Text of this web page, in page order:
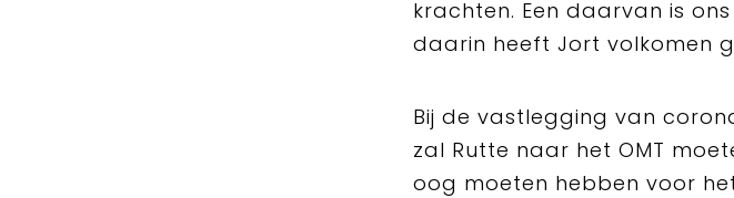
krachten. Een daarvan is
daarin heeft Jort volkomen
Bij de vastlegging van
zal Rutte naar het OMT
oog moeten hebben voor